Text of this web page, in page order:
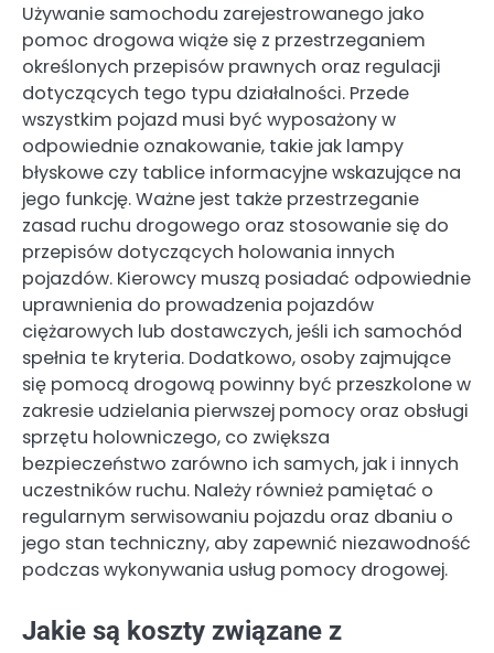
Używanie samochodu zarejestrowanego jako
pomoc drogowa wiąże się z przestrzeganiem
określonych przepisów prawnych oraz regulacji
dotyczących tego typu działalności. Przede
wszystkim pojazd musi być wyposażony w
odpowiednie oznakowanie, takie jak lampy
błyskowe czy tablice informacyjne wskazujące na
jego funkcję. Ważne jest także przestrzeganie
zasad ruchu drogowego oraz stosowanie się do
przepisów dotyczących holowania innych
pojazdów. Kierowcy muszą posiadać odpowiednie
uprawnienia do prowadzenia pojazdów
ciężarowych lub dostawczych, jeśli ich samochód
spełnia te kryteria. Dodatkowo, osoby zajmujące
się pomocą drogową powinny być przeszkolone w
zakresie udzielania pierwszej pomocy oraz obsługi
sprzętu holowniczego, co zwiększa
bezpieczeństwo zarówno ich samych, jak i innych
uczestników ruchu. Należy również pamiętać o
regularnym serwisowaniu pojazdu oraz dbaniu o
jego stan techniczny, aby zapewnić niezawodność
podczas wykonywania usług pomocy drogowej.
Jakie są koszty związane z